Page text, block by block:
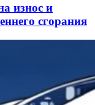
износ и
сгорания